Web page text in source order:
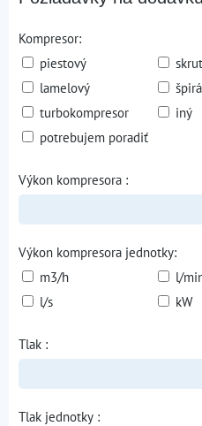
Kompresor:
piestový
lamelový
turbokompresor
iný
potrebujem poradiť
Výkon kompresora :
Výkon kompresora jednotky:
m3/h
l/
l/s
kW
Tlak :
Tlak jednotky :